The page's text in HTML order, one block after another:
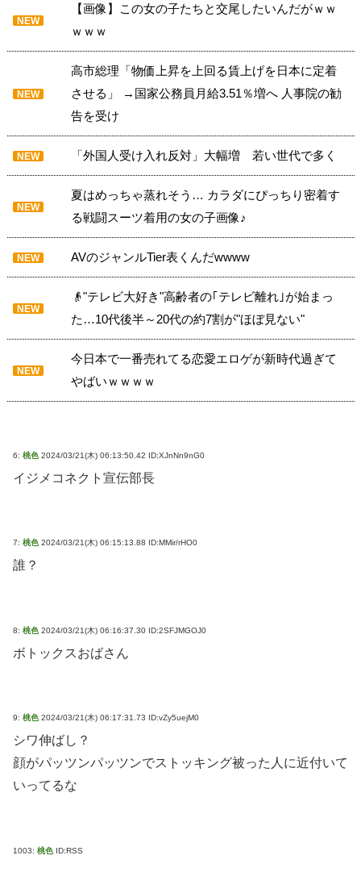
NEW
【画像】この女の子たちと交尾したいんだがｗｗ
ｗｗｗ
NEW
高市総理「物価上昇を上回る賃上げを日本に定着
させる」 →国家公務員月給3.51％増へ 人事院の勧
告を受け
NEW 「外国人受け入れ反対」大幅増 若い世代で多く
NEW
夏はめっちゃ蒸れそう… カラダにぴっちり密着す
る戦闘スーツ着用の女の子画像♪
NEW AVのジャンルTier表くんだwwww
NEW
👴"テレビ大好き"高齢者の｢テレビ離れ｣が始まっ
た…10代後半～20代の約7割が"ほぼ見ない"
NEW
今日本で一番売れてる恋愛エロゲが新時代過ぎて
やばいｗｗｗｗ
6: 桃色 2024/03/21(木) 06:13:50.42 ID:XJnNn9nG0
イジメコネクト宣伝部長
7: 桃色 2024/03/21(木) 06:15:13.88 ID:MMir/rHO0
誰？
8: 桃色 2024/03/21(木) 06:16:37.30 ID:2SFJMGOJ0
ボトックスおばさん
9: 桃色 2024/03/21(木) 06:17:31.73 ID:vZy5uejM0
シワ伸ばし？
顔がパッツンパッツンでストッキング被った人に近付いて
いってるな
1003: 桃色 ID:RSS